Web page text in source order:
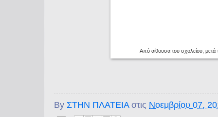
Από αίθουσα του σχολείου, μετά
By ΣΤΗΝ ΠΛΑΤΕΙΑ στις Νοεμβρίου 07,